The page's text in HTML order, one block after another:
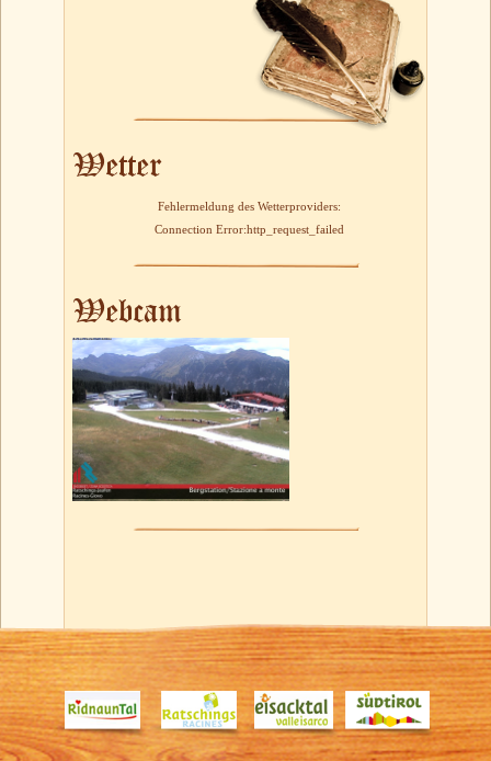
Wetter
Fehlermeldung des Wetterproviders:
Connection Error:http_request_failed
Webcam